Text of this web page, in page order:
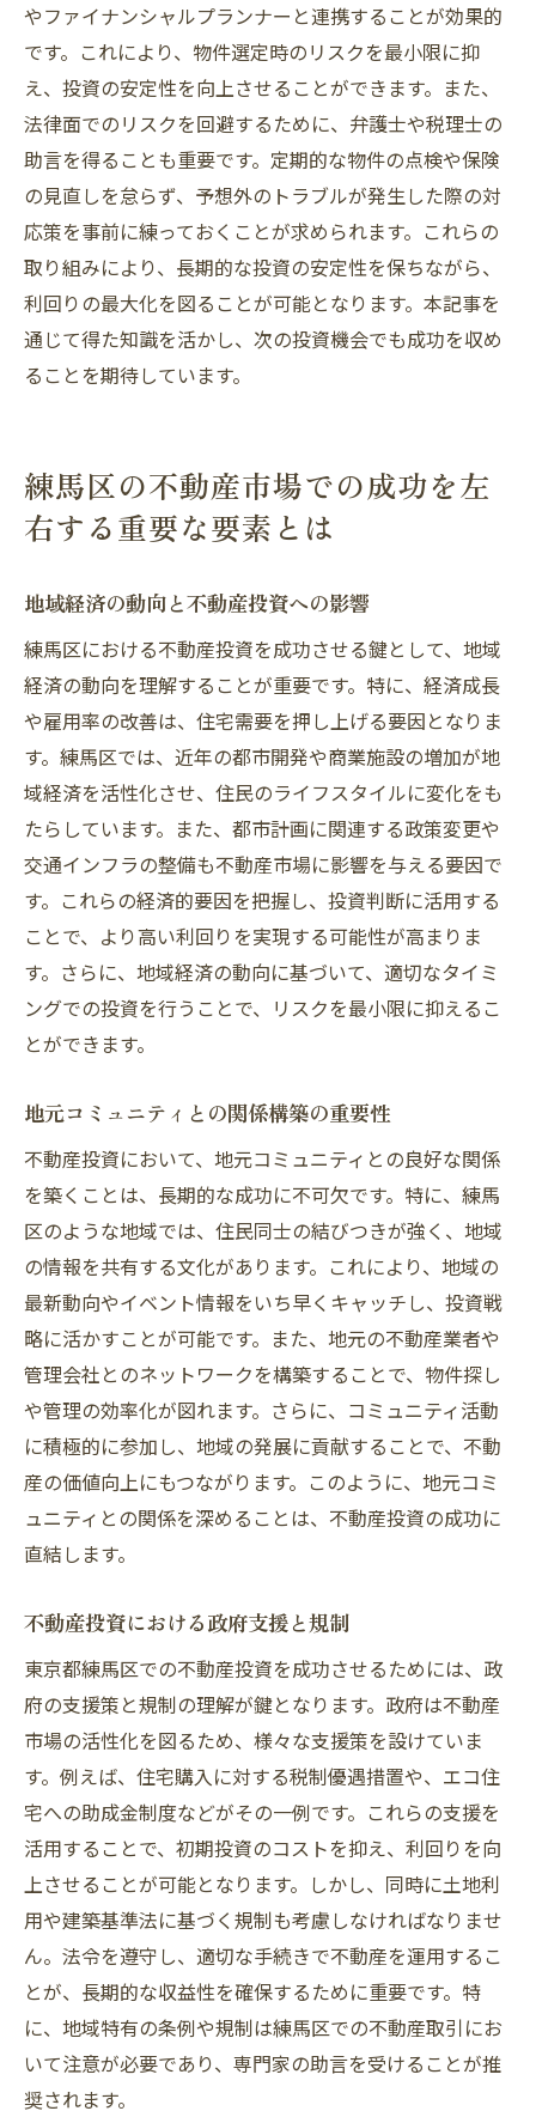
やファイナンシャルプランナーと連携することが効果的
です。これにより、物件選定時のリスクを最小限に抑
え、投資の安定性を向上させることができます。また、
法律面でのリスクを回避するために、弁護士や税理士の
助言を得ることも重要です。定期的な物件の点検や保険
の見直しを怠らず、予想外のトラブルが発生した際の対
応策を事前に練っておくことが求められます。これらの
取り組みにより、長期的な投資の安定性を保ちながら、
利回りの最大化を図ることが可能となります。本記事を
通じて得た知識を活かし、次の投資機会でも成功を収め
ることを期待しています。
練馬区の不動産市場での成功を左
右する重要な要素とは
地域経済の動向と不動産投資への影響
練馬区における不動産投資を成功させる鍵として、地域
経済の動向を理解することが重要です。特に、経済成長
や雇用率の改善は、住宅需要を押し上げる要因となりま
す。練馬区では、近年の都市開発や商業施設の増加が地
域経済を活性化させ、住民のライフスタイルに変化をも
たらしています。また、都市計画に関連する政策変更や
交通インフラの整備も不動産市場に影響を与える要因で
す。これらの経済的要因を把握し、投資判断に活用する
ことで、より高い利回りを実現する可能性が高まりま
す。さらに、地域経済の動向に基づいて、適切なタイミ
ングでの投資を行うことで、リスクを最小限に抑えるこ
とができます。
地元コミュニティとの関係構築の重要性
不動産投資において、地元コミュニティとの良好な関係
を築くことは、長期的な成功に不可欠です。特に、練馬
区のような地域では、住民同士の結びつきが強く、地域
の情報を共有する文化があります。これにより、地域の
最新動向やイベント情報をいち早くキャッチし、投資戦
略に活かすことが可能です。また、地元の不動産業者や
管理会社とのネットワークを構築することで、物件探し
や管理の効率化が図れます。さらに、コミュニティ活動
に積極的に参加し、地域の発展に貢献することで、不動
産の価値向上にもつながります。このように、地元コミ
ュニティとの関係を深めることは、不動産投資の成功に
直結します。
不動産投資における政府支援と規制
東京都練馬区での不動産投資を成功させるためには、政
府の支援策と規制の理解が鍵となります。政府は不動産
市場の活性化を図るため、様々な支援策を設けていま
す。例えば、住宅購入に対する税制優遇措置や、エコ住
宅への助成金制度などがその一例です。これらの支援を
活用することで、初期投資のコストを抑え、利回りを向
上させることが可能となります。しかし、同時に土地利
用や建築基準法に基づく規制も考慮しなければなりませ
ん。法令を遵守し、適切な手続きで不動産を運用するこ
とが、長期的な収益性を確保するために重要です。特
に、地域特有の条例や規制は練馬区での不動産取引にお
いて注意が必要であり、専門家の助言を受けることが推
奨されます。